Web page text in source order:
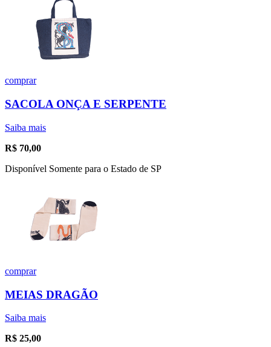
comprar
SACOLA ONÇA E SERPENTE
Saiba mais
R$ 70,00
Disponível Somente para o Estado de SP
comprar
MEIAS DRAGÃO
Saiba mais
R$ 25,00